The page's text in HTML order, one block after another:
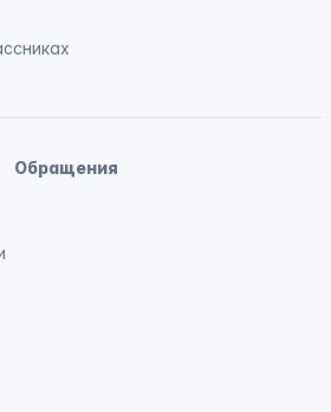
Обращения